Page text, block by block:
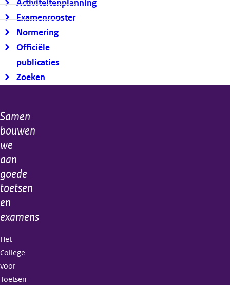
Activiteitenplanning
Examenrooster
Normering
Officiële
publicaties
Zoeken
Algemene
informatie
Samen
bouwen
we
aan
goede
toetsen
en
examens
Het
College
voor
Toetsen